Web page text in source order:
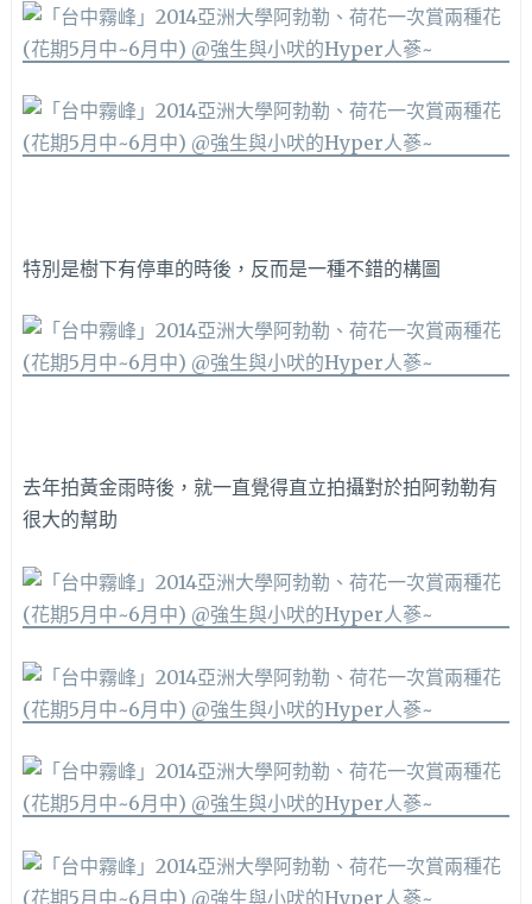
特別是樹下有停車的時後，反而是一種不錯的構圖
去年拍黃金雨時後，就一直覺得直立拍攝對於拍阿勃勒有
很大的幫助